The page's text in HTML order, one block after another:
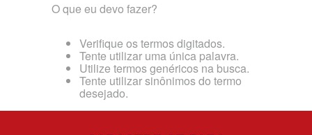
O que eu devo fazer?
Verifique os termos digitados.
Tente utilizar uma única palavra.
Utilize termos genéricos na busca.
Tente utilizar sinônimos do termo
desejado.